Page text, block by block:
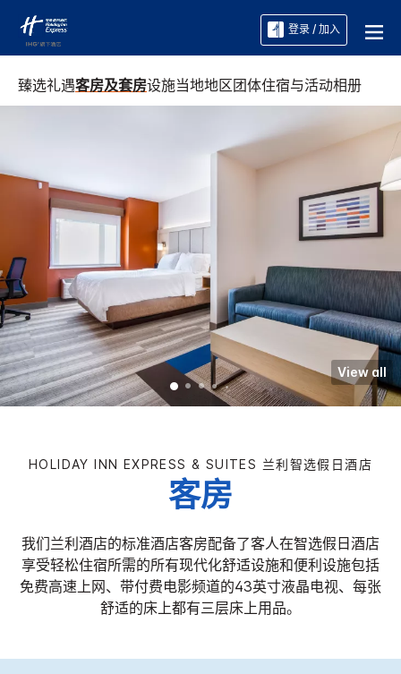
登录 / 加入
臻选礼遇客房及套房设施当地地区团体住宿与活动相册
View all
HOLIDAY INN EXPRESS & SUITES 兰利智选假日酒店
客房
我们兰利酒店的标准酒店客房配备了客人在智选假日酒店
享受轻松住宿所需的所有现代化舒适设施和便利设施包括
免费高速上网、带付费电影频道的43英寸液晶电视、每张
舒适的床上都有三层床上用品。